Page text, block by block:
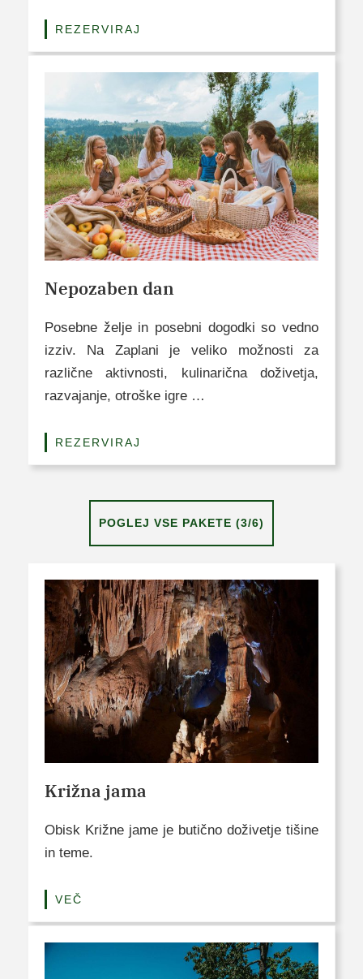
REZERVIRAJ
Nepozaben dan
Posebne želje in posebni dogodki so vedno
izziv. Na Zaplani je veliko možnosti za
različne aktivnosti, kulinarična doživetja,
razvajanje, otroške igre …
REZERVIRAJ
POGLEJ VSE PAKETE (3/6)
Križna jama
Obisk Križne jame je butično doživetje tišine
in teme.
VEČ